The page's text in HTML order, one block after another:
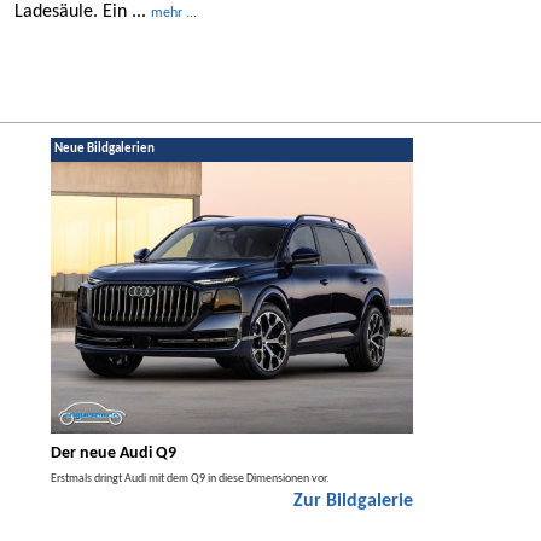
Ladesäule. Ein ... mehr ...
Neue Bildgalerien
Der neue Audi Q9
Erstmals dringt Audi mit dem Q9 in diese Dimensionen vor.
Zur Bildgalerie